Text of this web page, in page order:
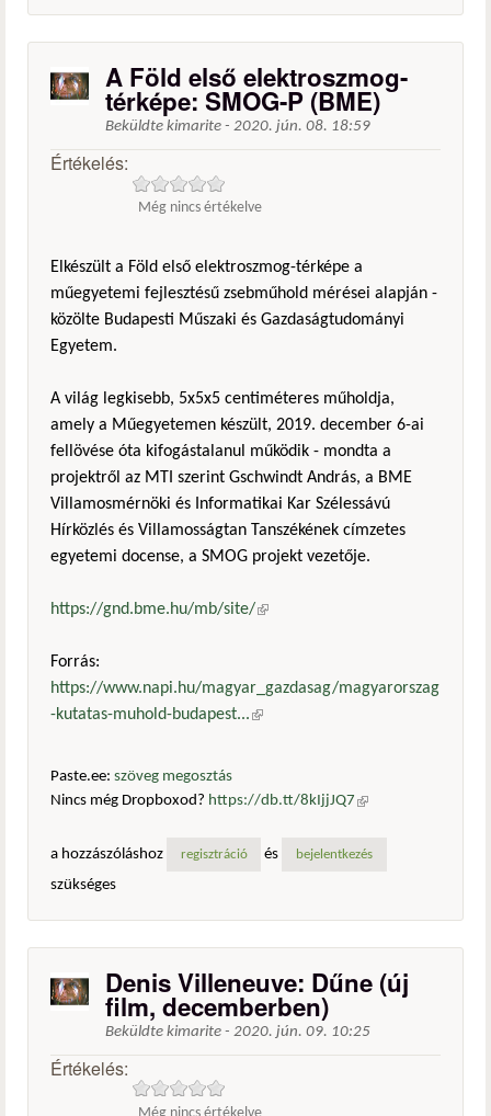
A Föld első elektroszmog-
térképe: SMOG-P (BME)
Beküldte kimarite - 2020. jún. 08. 18:59
Értékelés:
Még nincs értékelve
Elkészült a Föld első elektroszmog-térképe a
műegyetemi fejlesztésű zsebműhold mérései alapján -
közölte Budapesti Műszaki és Gazdaságtudományi
Egyetem.
A világ legkisebb, 5x5x5 centiméteres műholdja,
amely a Műegyetemen készült, 2019. december 6-ai
fellövése óta kifogástalanul működik - mondta a
projektről az MTI szerint Gschwindt András, a BME
Villamosmérnöki és Informatikai Kar Szélessávú
Hírközlés és Villamosságtan Tanszékének címzetes
egyetemi docense, a SMOG projekt vezetője.
https://gnd.bme.hu/mb/site/(külső hivatkozás)
Forrás:
https://www.napi.hu/magyar_gazdasag/magyarorszag
-kutatas-muhold-budapest...(külső hivatkozás)
Paste.ee: szöveg megosztás
Nincs még Dropboxod? https://db.tt/8kIjjJQ7 (külső
a hozzászóláshoz
regisztráció és bejelentkezés
szükséges
Denis Villeneuve: Dűne (új
film, decemberben)
Beküldte kimarite - 2020. jún. 09. 10:25
Értékelés:
Még nincs értékelve